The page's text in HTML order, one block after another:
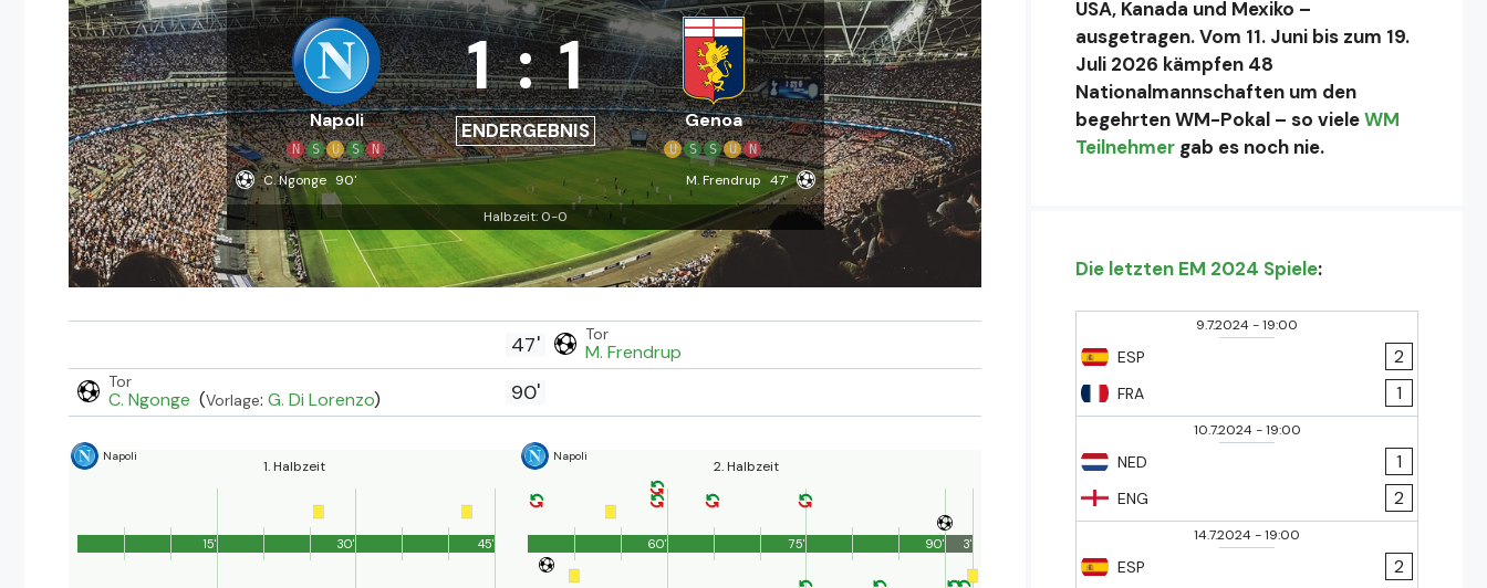
Napoli
N S U S N
1 : 1
ENDERGEBNIS Genoa
U S S U N
C. Ngonge 90' M. Frendrup 47'
Halbzeit: 0-0
47' Tor
M. Frendrup
Tor
C. Ngonge (Vorlage: G. Di Lorenzo) 90'
Napoli
1. Halbzeit
45'
15' 30'
Napoli
2. Halbzeit
90'
60' 75' 3'
USA, Kanada und Mexiko –
ausgetragen. Vom 11. Juni bis zum 19.
Juli 2026 kämpfen 48
Nationalmannschaften um den
begehrten WM-Pokal – so vieleWM
Teilnehmer gab es noch nie.
Die letzten EM 2024 Spiele:
9.7.2024-19:00
ESP
FRA
2
1
10.7.2024-19:00
NED
ENG
1
2
14.7.2024-19:00
ESP
2